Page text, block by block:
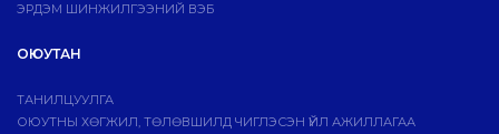
ЭРДЭМ ШИНЖИЛГЭЭНИЙ ВЭБ
ОЮУТАН
ТАНИЛЦУУЛГА
ОЮУТНЫ ХӨГЖИЛ, ТӨЛӨВШИЛД ЧИГЛЭСЭН ҮЙЛ АЖИЛЛАГАА